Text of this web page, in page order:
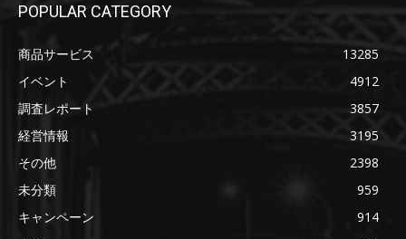
POPULAR CATEGORY
商品サービス
13285
イベント
4912
調査レポート
3857
経営情報
3195
その他
2398
未分類
959
キャンペーン
914